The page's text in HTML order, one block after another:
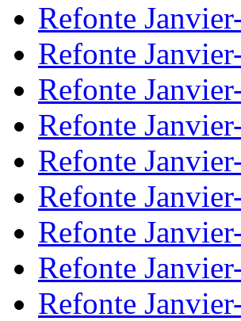
Refonte
Refonte
Refonte
Refonte
Refonte
Refonte
Refonte
Refonte
Refonte